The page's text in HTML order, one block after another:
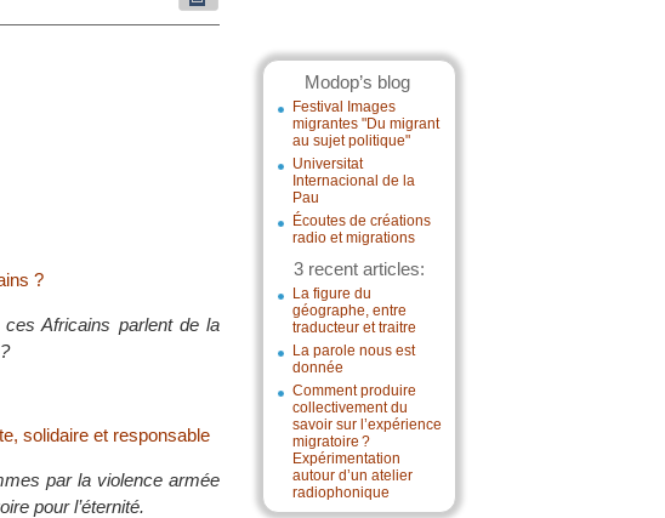
Modop’s blog
Festival Images
migrantes "Du migrant
au sujet politique"
Universitat
Internacional de la
Pau
Écoutes de créations
radio et migrations
3 recent articles:
La figure du
géographe, entre
traducteur et traitre
La parole nous est
donnée
Comment produire
collectivement du
savoir sur l’expérience
migratoire ?
Expérimentation
autour d’un atelier
radiophonique
?
Africains parlent de la
solidaire et responsable
par la violence armée
pour l’éternité.